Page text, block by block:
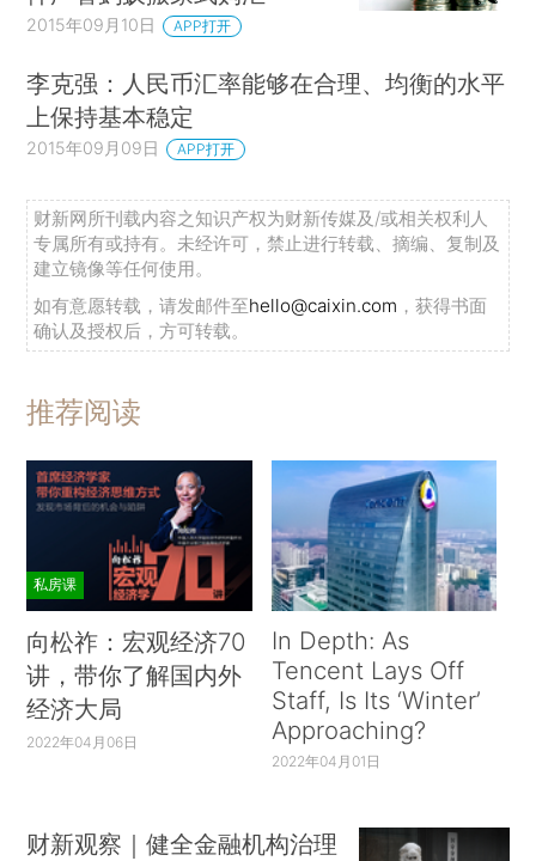
2015年09月10日 APP打开
李克强：人民币汇率能够在合理、均衡的水平
上保持基本稳定
2015年09月09日 APP打开
财新网所刊载内容之知识产权为财新传媒及/或相关权利人
专属所有或持有。未经许可，禁止进行转载、摘编、复制及
建立镜像等任何使用。
如有意愿转载，请发邮件至hello@caixin.com ，获得书面
确认及授权后，方可转载。
推荐阅读
私房课
向松祚：宏观经济70
讲，带你了解国内外
经济大局
2022年04月06日
In Depth: As
Tencent Lays Off
Staff, Is Its ‘Winter’
Approaching?
2022年04月01日
财新观察｜健全金融机构治理